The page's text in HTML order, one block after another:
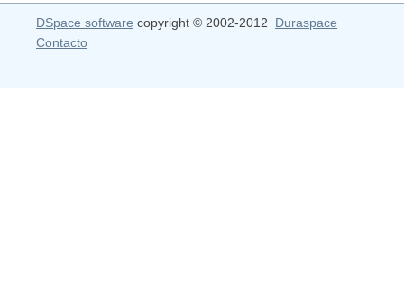
DSpace software copyright © 2002-2012 Duraspace
Contacto